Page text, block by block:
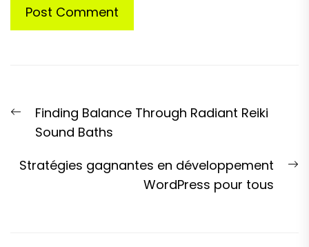
navigation
Previous
post:
Finding Balance Through Radiant Reiki
Sound Baths
Stratégies gagnantes en développement
WordPress pour tous